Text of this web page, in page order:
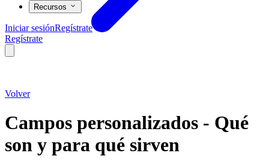
Recursos
Iniciar sesiónRegístrate
Regístrate
Volver
Campos personalizados - Qué
son y para qué sirven